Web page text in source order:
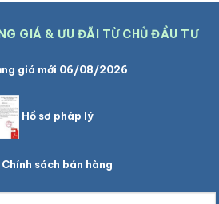
GIÁ & ƯU ĐÃI TỪ CHỦ ĐẦU TƯ
giá mới 06/08/2026
Hồ sơ pháp lý
Chính sách bán hàng